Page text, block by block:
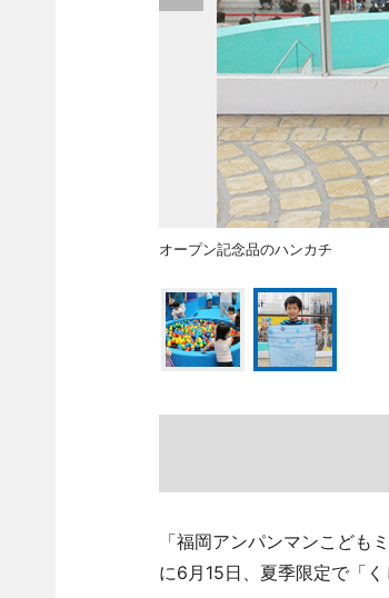
オープン記念品のハンカチ
「福岡アンパンマンこども
に6月15日、夏季限定で「